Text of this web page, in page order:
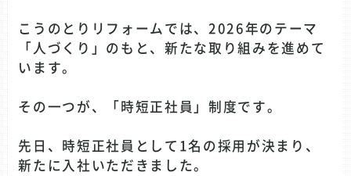
こうのとりリフォームでは、2026年のテーマ
「人づくり」のもと、新たな取り組みを進めて
います。
その一つが、「時短正社員」制度です。
先日、時短正社員として1名の採用が決まり、
新たに入社いただきました。